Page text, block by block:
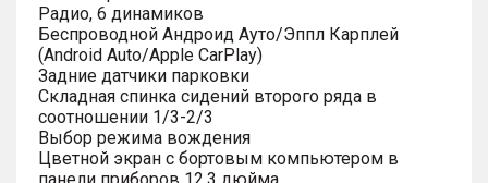
Радио, 6 динамиков
Беспроводной Андроид Ауто/Эппл Карплей
(Android Auto/Apple CarPlay)
Задние датчики парковки
Складная спинка сидений второго ряда в
соотношении 1/3-2/3
Выбор режима вождения
Цветной экран с бортовым компьютером в
панели приборов 12.3 дюйма